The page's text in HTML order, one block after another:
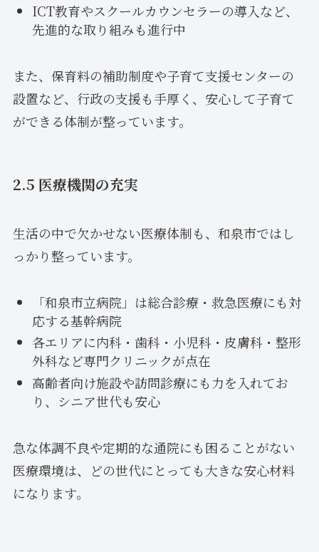
ICT教育やスクールカウンセラーの導入など、
先進的な取り組みも進行中
また、保育料の補助制度や子育て支援センターの
設置など、行政の支援も手厚く、安心して子育て
ができる体制が整っています。
2.5 医療機関の充実
生活の中で欠かせない医療体制も、和泉市ではし
っかり整っています。
「和泉市立病院」は総合診療・救急医療にも対
応する基幹病院
各エリアに内科・歯科・小児科・皮膚科・整形
外科など専門クリニックが点在
高齢者向け施設や訪問診療にも力を入れてお
り、シニア世代も安心
急な体調不良や定期的な通院にも困ることがない
医療環境は、どの世代にとっても大きな安心材料
になります。